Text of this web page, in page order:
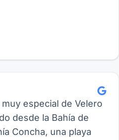
especial de Velero
desde la Bahía de
Concha, una playa